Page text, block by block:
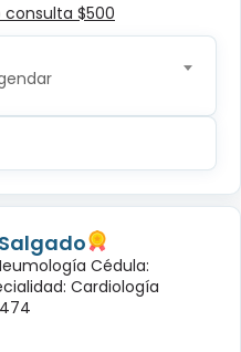
consulta $500
Cédula:
Cardiología